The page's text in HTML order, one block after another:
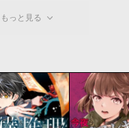
もっと見る